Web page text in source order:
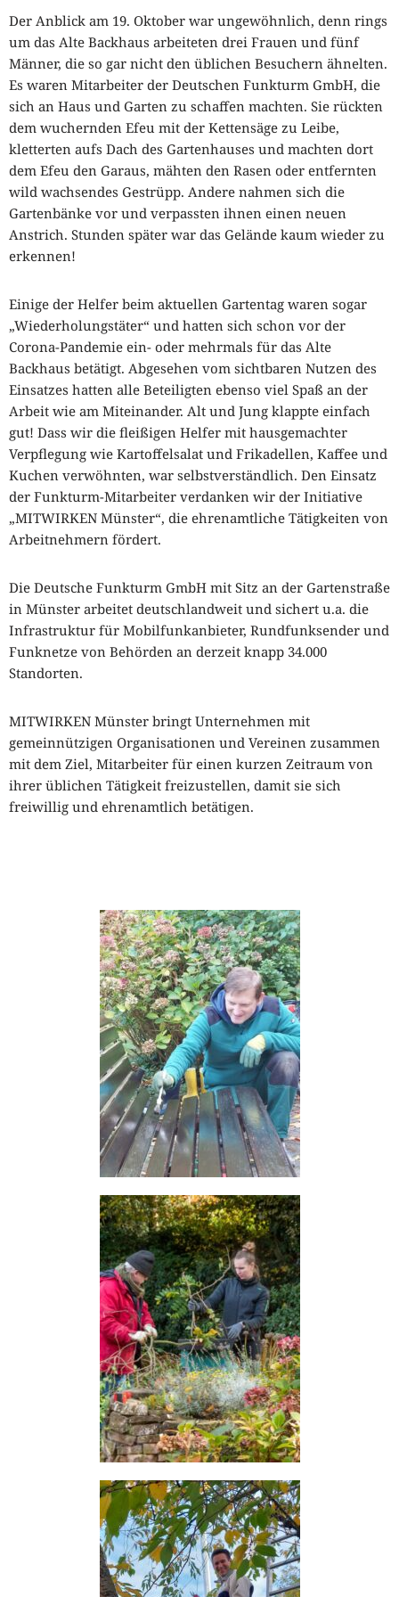
Der Anblick am 19. Oktober war ungewöhnlich, denn rings
um das Alte Backhaus arbeiteten drei Frauen und fünf
Männer, die so gar nicht den üblichen Besuchern ähnelten.
Es waren Mitarbeiter der Deutschen Funkturm GmbH, die
sich an Haus und Garten zu schaffen machten. Sie rückten
dem wuchernden Efeu mit der Kettensäge zu Leibe,
kletterten aufs Dach des Gartenhauses und machten dort
dem Efeu den Garaus, mähten den Rasen oder entfernten
wild wachsendes Gestrüpp. Andere nahmen sich die
Gartenbänke vor und verpassten ihnen einen neuen
Anstrich. Stunden später war das Gelände kaum wieder zu
erkennen!
Einige der Helfer beim aktuellen Gartentag waren sogar
„Wiederholungstäter“ und hatten sich schon vor der
Corona-Pandemie ein- oder mehrmals für das Alte
Backhaus betätigt. Abgesehen vom sichtbaren Nutzen des
Einsatzes hatten alle Beteiligten ebenso viel Spaß an der
Arbeit wie am Miteinander. Alt und Jung klappte einfach
gut! Dass wir die fleißigen Helfer mit hausgemachter
Verpflegung wie Kartoffelsalat und Frikadellen, Kaffee und
Kuchen verwöhnten, war selbstverständlich. Den Einsatz
der Funkturm-Mitarbeiter verdanken wir der Initiative
„MITWIRKEN Münster“, die ehrenamtliche Tätigkeiten von
Arbeitnehmern fördert.
Die Deutsche Funkturm GmbH mit Sitz an der Gartenstraße
in Münster arbeitet deutschlandweit und sichert u.a. die
Infrastruktur für Mobilfunkanbieter, Rundfunksender und
Funknetze von Behörden an derzeit knapp 34.000
Standorten.
MITWIRKEN Münster bringt Unternehmen mit
gemeinnützigen Organisationen und Vereinen zusammen
mit dem Ziel, Mitarbeiter für einen kurzen Zeitraum von
ihrer üblichen Tätigkeit freizustellen, damit sie sich
freiwillig und ehrenamtlich betätigen.